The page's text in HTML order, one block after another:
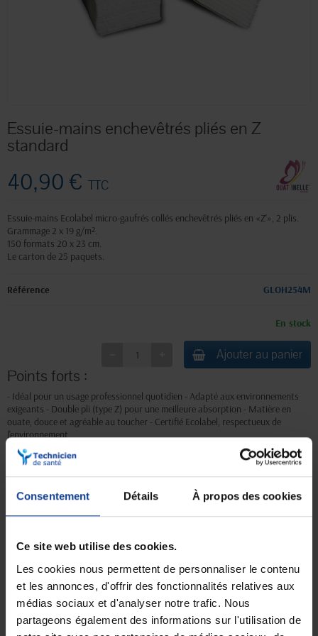
Consentement Détails À propos des cookies
Ce site web utilise des cookies.
Les cookies nous permettent de personnaliser le contenu
et les annonces, d'offrir des fonctionnalités relatives aux
médias sociaux et d'analyser notre trafic. Nous
partageons également des informations sur l'utilisation de
Essuie-mains enchevêtrés pliés en Z
standard
40,90 € TTC
Essuie-mains Ecolabel micro-gaufrés collés enchevêtrés pliés en «Z'», 2 plis.
Grammage 2 x 19 g/m².
150 formats 20 x 23 cm.
Le carton de 25 paquets.
Référence GLOH254M
En stock
Ajouter au panier
Points forts :
- Idéal pour un usage professionnel quotidien - Adapté aux environnements
exigeants - Double pli (type Z) pour une meilleure absorption - Matière en
ouate, douce et agréable au toucher - Certifié Ecolabel, respectueux de
l'environnement
Livraison gratuite
En France à domicile à partir de 99€
Paiement sécurisé
carte bancaire ou Paypal
Expédition
soignée et discrète
Service client
Lundi au jeudi : 9h à 12h30 - 13h30 à
18h
Le vendredi jusqu'à 17h